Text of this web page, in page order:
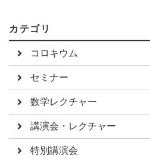
カテゴリ
コロキウム
セミナー
数学レクチャー
講演会・レクチャー
特別講演会